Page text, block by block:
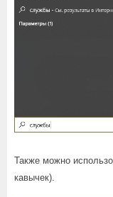
Также можно
кавычек).